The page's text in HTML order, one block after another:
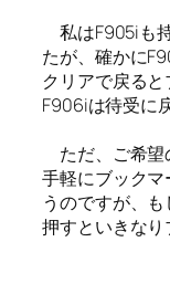
私はF905iも
たが、確かに
クリアで戻ると
F906iは待受に
ただ、ご希望
手軽にブック
うのですが、
押すといきなり